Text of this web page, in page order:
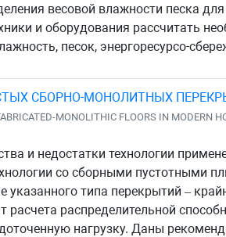
весовой влажности песка
и оборудования рассчитать
песок, энергоресурсо-
СБОРНО-МОНОЛИТНЫХ
MONOLITHIC FLOORS IN MODERN
и недостатки технологии
со сборными
типа перекрытий –
расчета распределительной
нагрузку. Даны